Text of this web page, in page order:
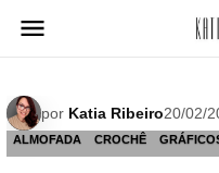
para
por Katia Ribeiro20/02/
ALMOFADA CROCHÊ